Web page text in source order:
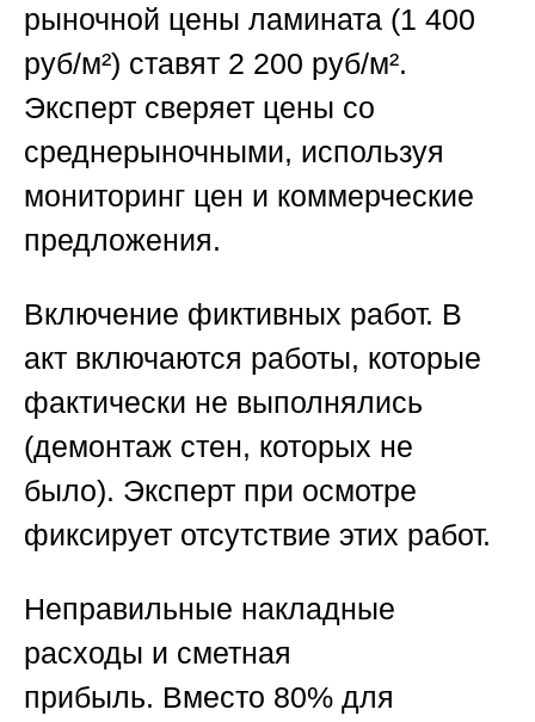
рыночной цены ламината (1 400
руб/м²) ставят 2 200 руб/м².
Эксперт сверяет цены со
среднерыночными, используя
мониторинг цен и коммерческие
предложения.
Включение фиктивных работ. В
акт включаются работы, которые
фактически не выполнялись
(демонтаж стен, которых не
было). Эксперт при осмотре
фиксирует отсутствие этих работ.
Неправильные накладные
расходы и сметная
прибыль. Вместо 80% для